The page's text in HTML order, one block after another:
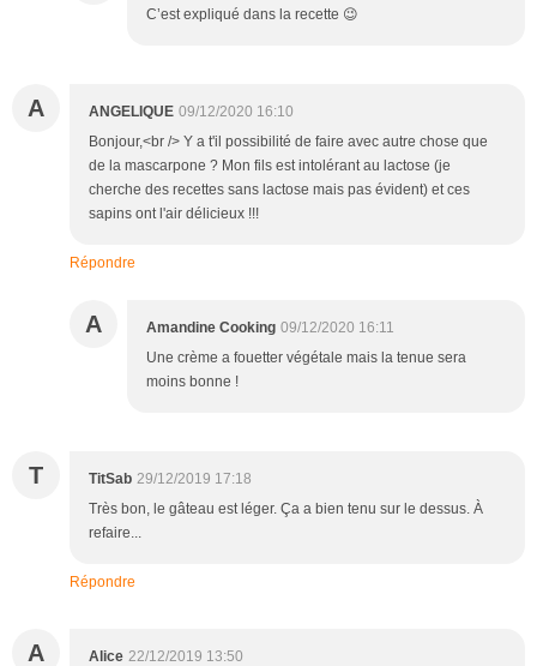
C’est expliqué dans la recette 😉
A ANGELIQUE 09/12/2020 16:10
Bonjour,<br /> Y a t'il possibilité de faire avec autre chose que
de la mascarpone ? Mon fils est intolérant au lactose (je
cherche des recettes sans lactose mais pas évident) et ces
sapins ont l'air délicieux !!!
Répondre
A Amandine Cooking 09/12/2020 16:11
Une crème a fouetter végétale mais la tenue sera
moins bonne !
T TitSab 29/12/2019 17:18
Très bon, le gâteau est léger. Ça a bien tenu sur le dessus. À
refaire...
Répondre
A Alice 22/12/2019 13:50